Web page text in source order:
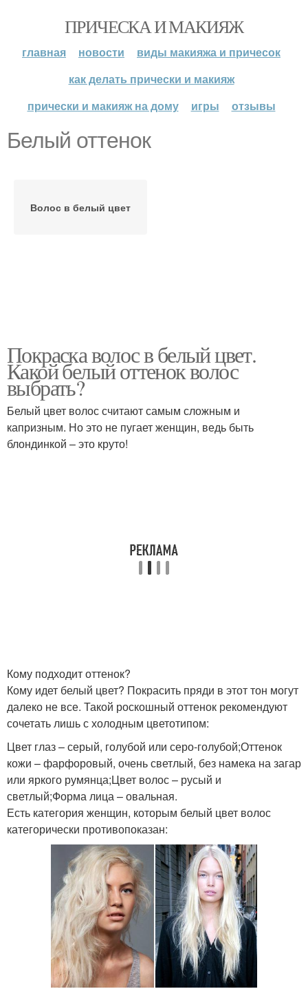
ПРИЧЕСКА И МАКИЯЖ
главная новости
виды макияжа и причесок
как делать прически и макияж
прически и макияж на дому
игры отзывы
Белый оттенок
Волос в белый цвет
Покраска волос в белый цвет.
Какой белый оттенок волос
выбрать?
Белый цвет волос считают самым сложным и
капризным. Но это не пугает женщин, ведь быть
блондинкой – это круто!
Кому подходит оттенок?
Кому идет белый цвет? Покрасить пряди в этот тон могут
далеко не все. Такой роскошный оттенок рекомендуют
сочетать лишь с холодным цветотипом:
Цвет глаз – серый, голубой или серо-голубой;Оттенок
кожи – фарфоровый, очень светлый, без намека на загар
или яркого румянца;Цвет волос – русый и
светлый;Форма лица – овальная.
Есть категория женщин, которым белый цвет волос
категорически противопоказан: